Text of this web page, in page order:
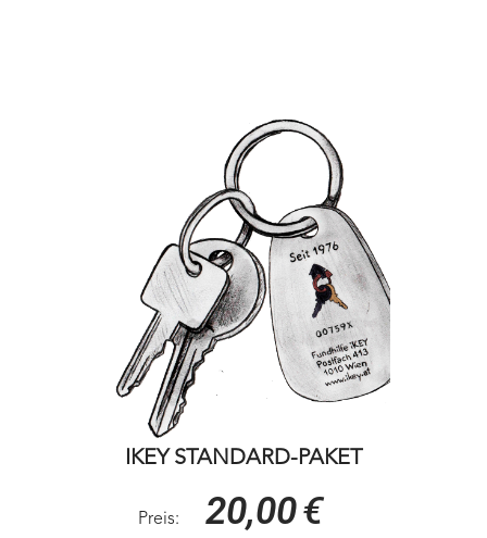
IKEY STANDARD-PAKET
Preis: 20,00€